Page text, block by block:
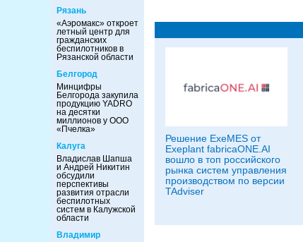
Рязань
«Аэромакс» откроет
летный центр для
гражданских
беспилотников в
Рязанской области
Белгород
Минцифры
Белгорода закупила
продукцию YADRO
на десятки
миллионов у ООО
«Пчелка»
Калуга
Владислав Шапша
и Андрей Никитин
обсудили
перспективы
развития отрасли
беспилотных
систем в Калужской
области
Владимир
Решение ExeMES от
Exeplant fabricaONE.AI
вошло в топ российского
рынка систем управления
производством по версии
TAdviser